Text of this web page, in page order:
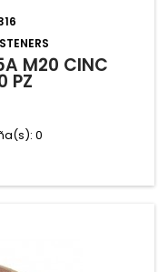
M20 CINC
PZ
0